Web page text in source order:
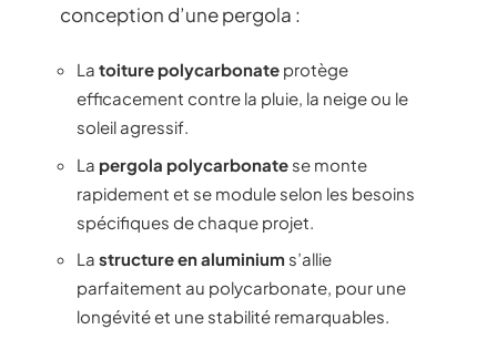
conception d’une pergola :
La toiture polycarbonate protège
efficacement contre la pluie, la neige ou le
soleil agressif.
La pergola polycarbonate se monte
rapidement et se module selon les besoins
spécifiques de chaque projet.
La structure en aluminium s’allie
parfaitement au polycarbonate, pour une
longévité et une stabilité remarquables.